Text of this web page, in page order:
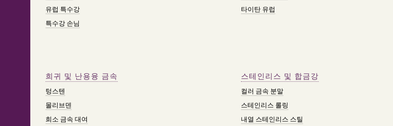
유럽 특수강
특수강 손님
타이탄 유럽
희귀 및 난용융 금속
텅스텐
몰리브덴
희소 금속 대여
스테인리스 및 합금강
컬러 금속 분말
스테인리스 롤링
내열 스테인리스 스틸